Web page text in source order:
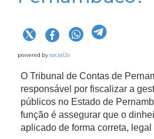
powered bysocial2s
O Tribunal de Contas de
responsável por fiscalizar a
públicos no Estado de
função é assegurar que o
aplicado de forma correta, legal